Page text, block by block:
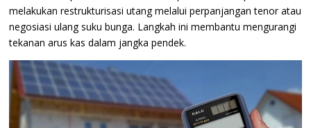
melakukan restrukturisasi utang melalui perpanjangan tenor atau
negosiasi ulang suku bunga. Langkah ini membantu mengurangi
tekanan arus kas dalam jangka pendek.